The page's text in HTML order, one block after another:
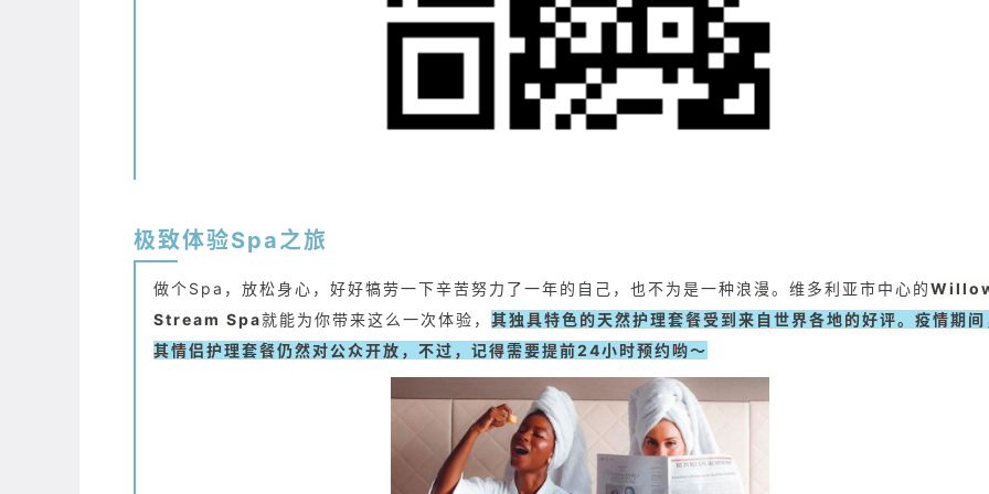
极致体验Spa之旅
做个Spa，放松身心，好好犒劳一下辛苦努力了一年的自己，也不为是一种浪漫。维多利亚市中心的
Stream Spa就能为你带来这么一次体验，其独具特色的天然护理套餐受到来自世界各地的好评。疫情期
其情侣护理套餐仍然对公众开放，不过，记得需要提前24小时预约哟～